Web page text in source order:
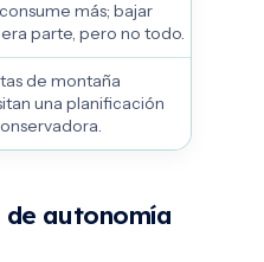
más; bajar
parte, pero no todo.
de montaña
una planificación
autonomía